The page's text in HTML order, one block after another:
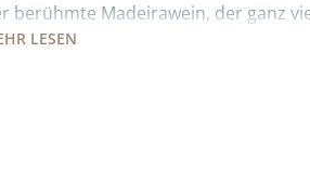
LESEN
berühmte Madeirawein, der ganz
Der „Peixe Espada Preto“ –